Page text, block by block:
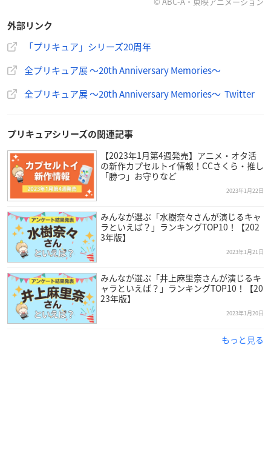
前売り券：大人2300円／大学生1900円／高校生～3歳1300円
当日券：大人2500円／大学生2100円／高校生～3歳1500円
毎時20分間隔
【主催】
TOKYO MX
【❤️プリキュア20周年PV公開❤️】
プリキュア20周年のPVが公開されました！
https://t.co/3Al
TDd7rt7#プリキュア
e20th
— プリキュア20周年公式 (@precure_15th)January 24, 20
23
外部リンク
「プリキュア」シリーズ20周年
全プリキュア展 ～20th Anniversary Memories～
全プリキュア展 ～20th Anniversary Memories～ Twitter
プリキュアシリーズの関連記事
【2023年1月第4週発売】アニメ・オタ活
の新作カプセルトイ情報！CCさくら・推し
「勝つ」お守りなど
2023年1月22日
みんなが選ぶ「水樹奈々さんが演じるキャ
ラといえば？」ランキングTOP10！【202
3年版】
2023年1月21日
みんなが選ぶ「井上麻里奈さんが演じるキ
ャラといえば？」ランキングTOP10！【20
23年版】
2023年1月20日
もっと見る